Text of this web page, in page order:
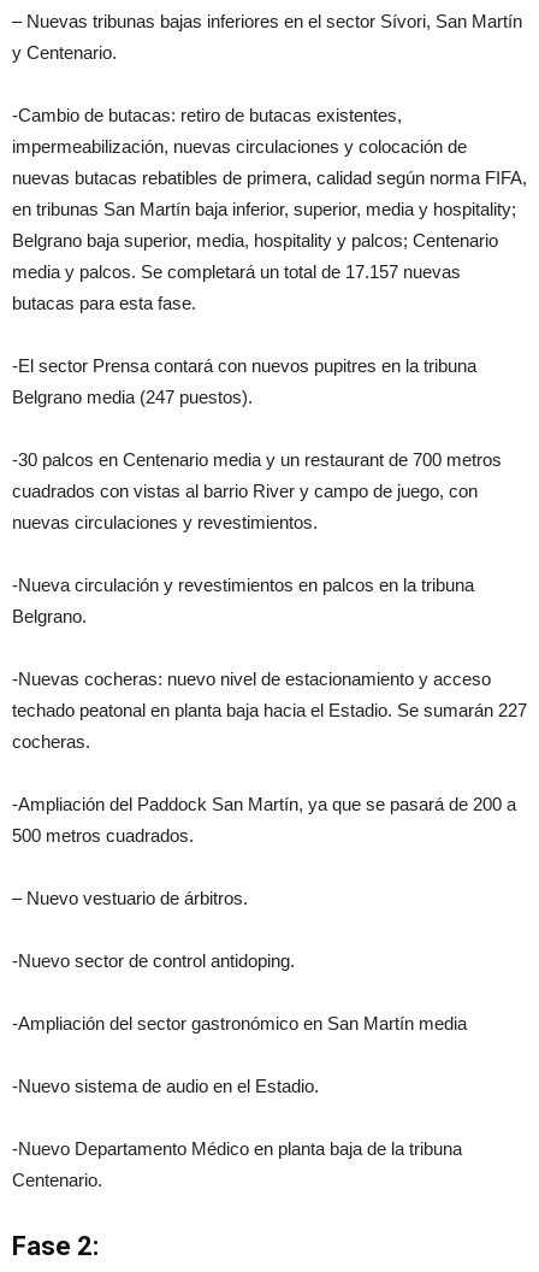
– Nuevas tribunas bajas inferiores en el sector Sívori, San Martín
y Centenario.
-Cambio de butacas: retiro de butacas existentes,
impermeabilización, nuevas circulaciones y colocación de
nuevas butacas rebatibles de primera, calidad según norma FIFA,
en tribunas San Martín baja inferior, superior, media y hospitality;
Belgrano baja superior, media, hospitality y palcos; Centenario
media y palcos. Se completará un total de 17.157 nuevas
butacas para esta fase.
-El sector Prensa contará con nuevos pupitres en la tribuna
Belgrano media (247 puestos).
-30 palcos en Centenario media y un restaurant de 700 metros
cuadrados con vistas al barrio River y campo de juego, con
nuevas circulaciones y revestimientos.
-Nueva circulación y revestimientos en palcos en la tribuna
Belgrano.
-Nuevas cocheras: nuevo nivel de estacionamiento y acceso
techado peatonal en planta baja hacia el Estadio. Se sumarán 227
cocheras.
-Ampliación del Paddock San Martín, ya que se pasará de 200 a
500 metros cuadrados.
– Nuevo vestuario de árbitros.
-Nuevo sector de control antidoping.
-Ampliación del sector gastronómico en San Martín media
-Nuevo sistema de audio en el Estadio.
-Nuevo Departamento Médico en planta baja de la tribuna
Centenario.
Fase 2: